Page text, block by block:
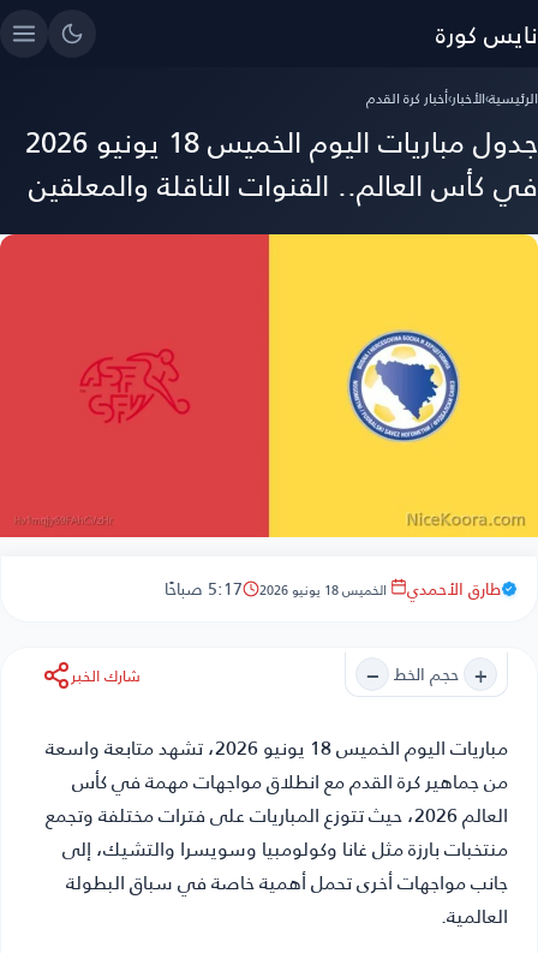
نايس كورة
الرئيسية›الأخبار›أخبار كرة القدم
جدول مباريات اليوم الخميس 18 يونيو 2026
في كأس العالم.. القنوات الناقلة والمعلقين
طارق الأحمدي الخميس 18 يونيو 2026 5:17 صباحًا
+ حجم الخط − شارك الخبر
مباريات اليوم الخميس 18 يونيو 2026
، تشهد متابعة واسعة
من جماهير كرة القدم مع انطلاق مواجهات مهمة في كأس
العالم 2026، حيث تتوزع المباريات على فترات مختلفة وتجمع
منتخبات بارزة مثل غانا وكولومبيا وسويسرا والتشيك، إلى
جانب مواجهات أخرى تحمل أهمية خاصة في سباق البطولة
العالمية.